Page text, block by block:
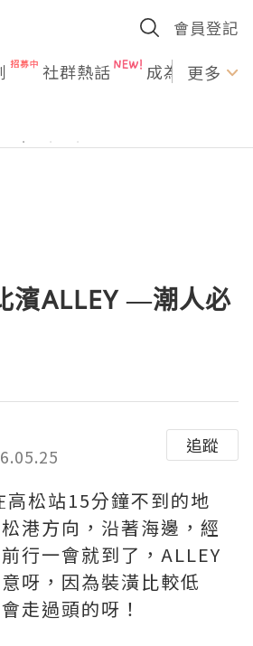
會員登記
社群熱話 成為U更多
濱ALLEY —潮人必
追蹤
高松站15分鐘不到的地
港方向，沿著海邊，經
行一會就到了，ALLEY
呀，因為裝潢比較低
走過頭的呀！